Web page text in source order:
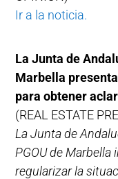
Ir a la noticia.
La Junta de
Marbella
para obtener
(REAL ESTATE
La Junta de
PGOU de
regularizar la